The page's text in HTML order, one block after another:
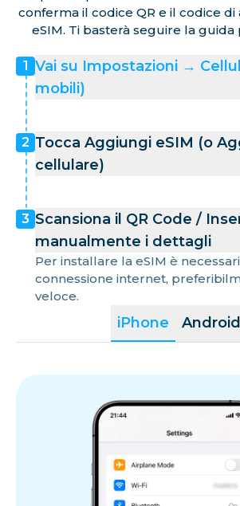
conferma il codice QR e il codice
eSIM. Ti basterà seguire la guida
iPhone Android
1 Vai su Impostazioni →
mobili)
2 Tocca Aggiungi eSIM (o
cellulare)
3 Scansiona il QR Code /
manualmente i dettagli
Per installare la eSIM è
connessione internet,
veloce.